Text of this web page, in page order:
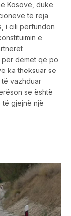
Kosovë, duke
të reja
i cili përfundon
e
për dëmet që po
ka theksuar se
të vazhduar
se është
gjejnë një